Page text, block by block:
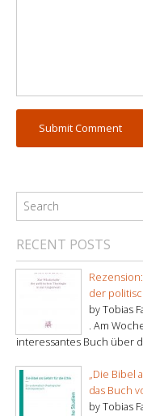
RECENT POSTS
der
by Tobias
. Am
interessantes Buch über
„Die Bibel
das Buch
by Tobias